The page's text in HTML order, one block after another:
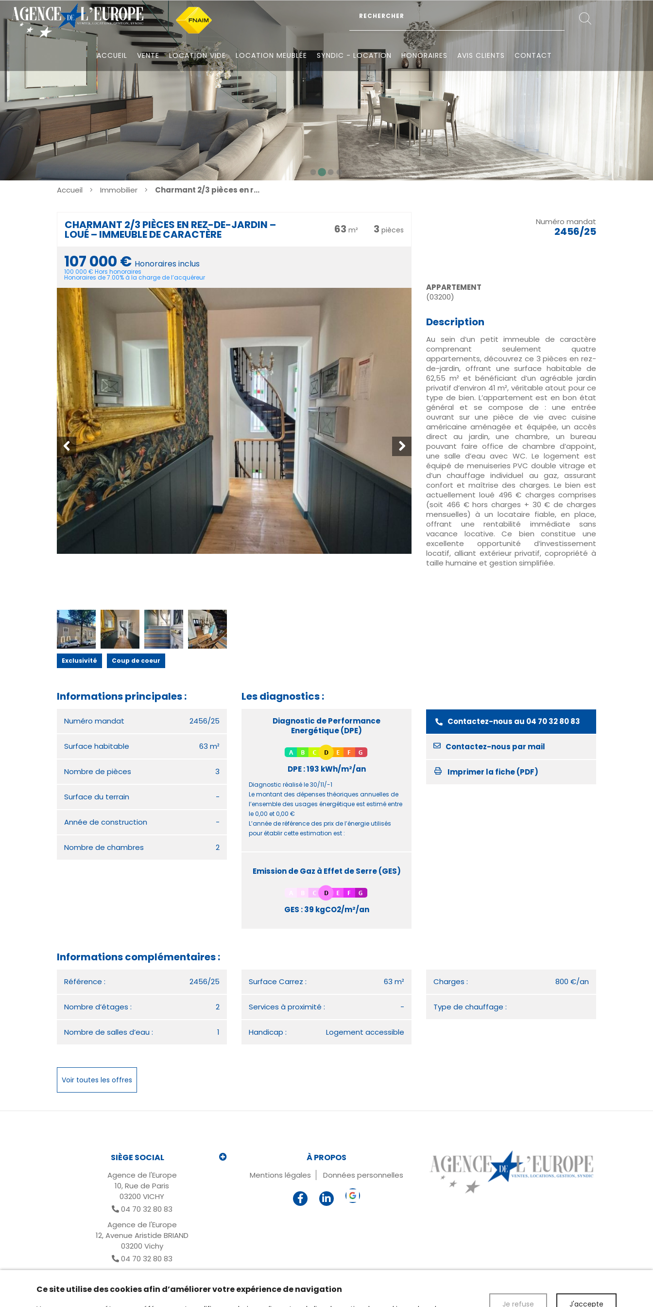
ACCUEIL VENTE LOCATION VIDE LOCATION MEUBLÉE SYNDIC - LOCATION HONORAIRES AVIS CLIENTS CONTACT
Accueil Immobilier Charmant 2/3 pièces en rez-de-jardin – loué – immeuble de caractère
CHARMANT 2/3 PIÈCES EN REZ-DE-JARDIN –
LOUÉ – IMMEUBLE DE CARACTÈRE 63 m² 3 pièces
107 000 € Honoraires inclus
100 000 € Hors honoraires
Honoraires de 7.00% à la charge de l’acquéreur
Exclusivité Coup de coeur
Numéro mandat
2456/25
APPARTEMENT
(03200)
Description
Au sein d’un petit immeuble de caractère
comprenant seulement quatre
appartements, découvrez ce 3 pièces en rez-
de-jardin, offrant une surface habitable de
62,55 m² et bénéficiant d’un agréable jardin
privatif d’environ 41 m², véritable atout pour ce
type de bien. L’appartement est en bon état
général et se compose de : une entrée
ouvrant sur une pièce de vie avec cuisine
américaine aménagée et équipée, un accès
direct au jardin, une chambre, un bureau
pouvant faire office de chambre d’appoint,
une salle d’eau avec WC. Le logement est
équipé de menuiseries PVC double vitrage et
d’un chauffage individuel au gaz, assurant
confort et maîtrise des charges. Le bien est
actuellement loué 496 € charges comprises
(soit 466 € hors charges + 30 € de charges
mensuelles) à un locataire fiable, en place,
offrant une rentabilité immédiate sans
vacance locative. Ce bien constitue une
excellente opportunité d’investissement
locatif, alliant extérieur privatif, copropriété à
taille humaine et gestion simplifiée.
Informations principales :
Numéro mandat 2456/25
Surface habitable 63 m²
Nombre de pièces 3
Surface du terrain -
Année de construction -
Nombre de chambres 2
Les diagnostics :
Diagnostic de Performance
Energétique (DPE)
DPE : 193 kWh/m²/an
Diagnostic réalisé le 30/11/-1
Le montant des dépenses théoriques annuelles de
l’ensemble des usages énergétique est estimé entre
le 0,00 et 0,00 €
L’année de référence des prix de l’énergie utilisés
pour établir cette estimation est :
Emission de Gaz à Effet de Serre (GES)
GES : 39 kgCO2/m²/an
Contactez-nous au 04 70 32 80 83
Contactez-nous par mail
Imprimer la fiche (PDF)
Informations complémentaires :
Référence : 2456/25 Surface Carrez : 63 m² Charges : 800 €/an
Nombre d’étages : 2 Services à proximité : - Type de chauffage :
Nombre de salles d’eau : 1 Handicap : Logement accessible
Voir toutes les offres
SIÈGE SOCIAL
Agence de l'Europe
10, Rue de Paris
03200 VICHY
04 70 32 80 83
Agence de l'Europe
12, Avenue Aristide BRIAND
03200 Vichy
04 70 32 80 83
À PROPOS
Mentions légales Données personnelles
Ce site utilise des cookies afin d’améliorer votre expérience de navigation
Je refuse J'accepte